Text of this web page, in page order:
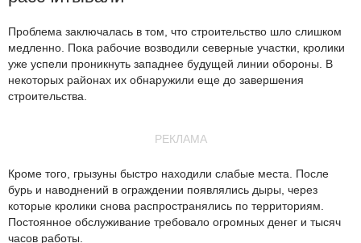
Проблема заключалась в том, что строительство шло слишком
медленно. Пока рабочие возводили северные участки, кролики
уже успели проникнуть западнее будущей линии обороны. В
некоторых районах их обнаружили еще до завершения
строительства.
РЕКЛАМА
Кроме того, грызуны быстро находили слабые места. После
бурь и наводнений в ограждении появлялись дыры, через
которые кролики снова распространялись по территориям.
Постоянное обслуживание требовало огромных денег и тысяч
часов работы.